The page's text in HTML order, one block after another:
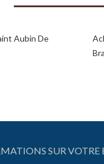
Aubin De
SUR